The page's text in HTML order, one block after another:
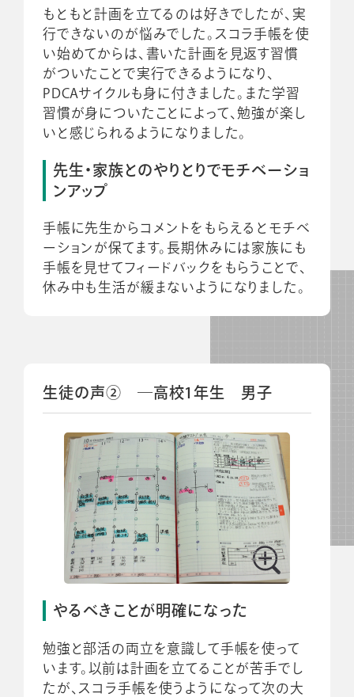
もともと計画を立てるのは好きでしたが、実
行できないのが悩みでした。スコラ手帳を使
い始めてからは、書いた計画を見返す習慣
がついたことで実行できるようになり、
PDCAサイクルも身に付きました。また学習
習慣が身についたことによって、勉強が楽し
いと感じられるようになりました。
先生・家族とのやりとりでモチベーショ
ンアップ
手帳に先生からコメントをもらえるとモチベ
ーションが保てます。長期休みには家族にも
手帳を見せてフィードバックをもらうことで、
休み中も生活が緩まないようになりました。
生徒の声② ―高校1年生 男子
やるべきことが明確になった
勉強と部活の両立を意識して手帳を使って
います。以前は計画を立てることが苦手でし
たが、スコラ手帳を使うようになって次の大